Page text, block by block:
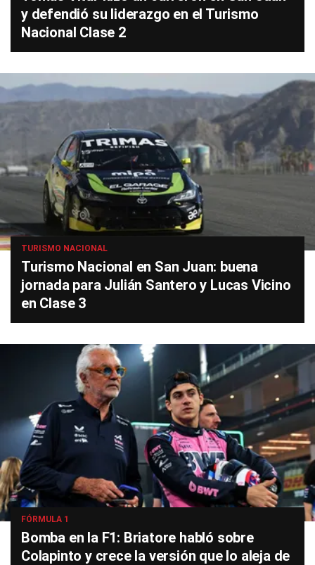
y defendió su liderazgo en el Turismo
Nacional Clase 2
TURISMO NACIONAL
Turismo Nacional en San Juan: buena
jornada para Julián Santero y Lucas Vicino
en Clase 3
FÓRMULA 1
Bomba en la F1: Briatore habló sobre
Colapinto y crece la versión que lo aleja de